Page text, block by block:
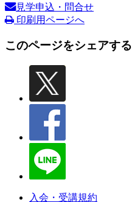
見学申込・問合せ
印刷用ページへ
このページをシェアする
入会・受講規約